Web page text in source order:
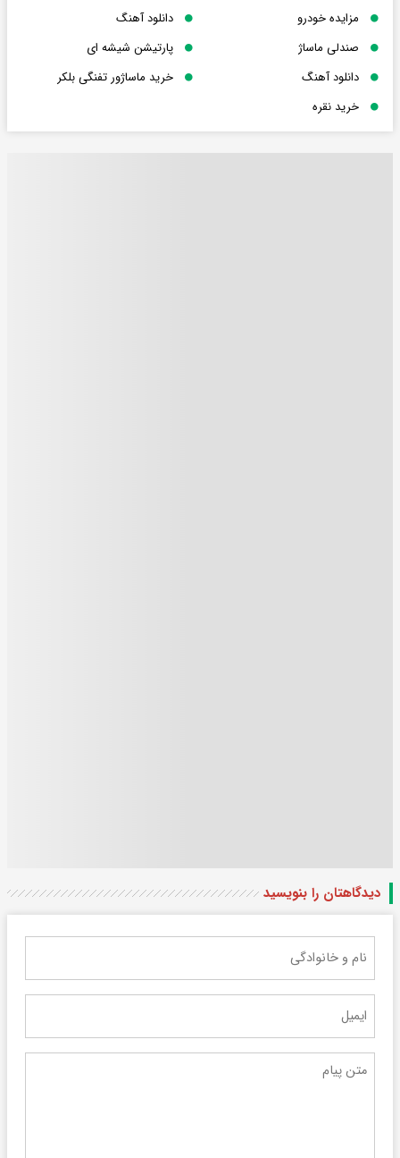
مزایده خودرو
دانلود آهنگ
صندلی ماساژ
پارتیشن شیشه ای
دانلود آهنگ
خرید ماساژور تفنگی بلکر
خرید نقره
دیدگاهتان را بنویسید